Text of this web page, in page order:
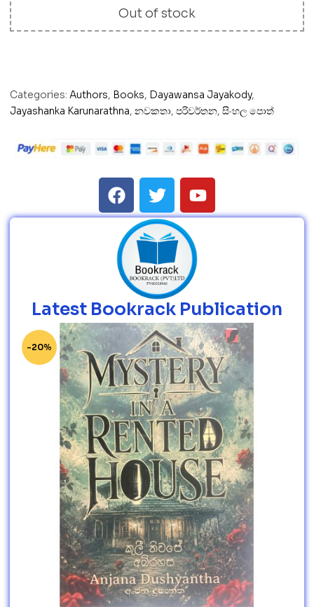
Out of stock
Categories: Authors, Books, Dayawansa Jayakody,
Jayashanka Karunarathna, නවකතා, පරිවර්තන, සිංහල පොත්
Latest Bookrack Publication
-20%